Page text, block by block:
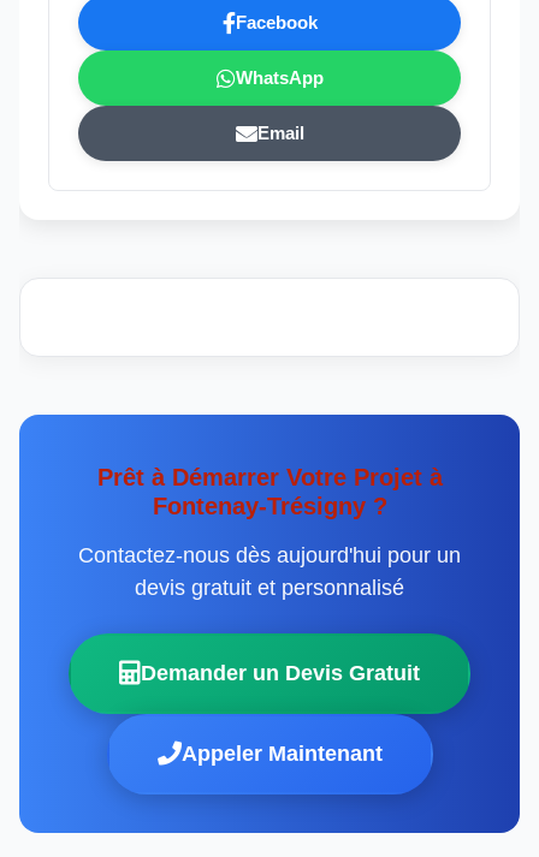
Facebook
WhatsApp
Email
Prêt à Démarrer Votre Projet à
Fontenay-Trésigny ?
Contactez-nous dès aujourd'hui pour un
devis gratuit et personnalisé
Demander un Devis Gratuit
Appeler Maintenant